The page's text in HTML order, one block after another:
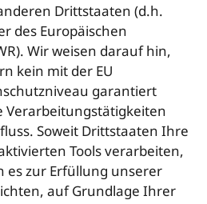
Drittstaaten (d.h.
des Europäischen
Wir weisen darauf hin,
kein mit der EU
garantiert
Verarbeitungstätigkeiten
Soweit Drittstaaten Ihre
Tools verarbeiten,
es zur Erfüllung unserer
auf Grundlage Ihrer